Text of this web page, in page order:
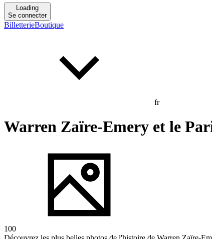
Loading
Se connecter
BilletterieBoutique
fr
Warren Zaïre-Emery et le
100